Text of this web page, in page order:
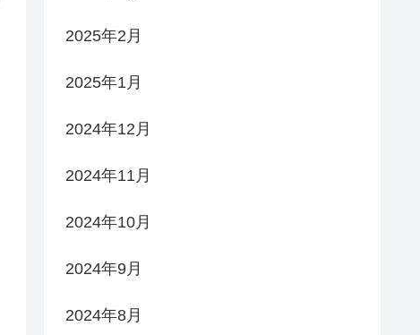
2025年2月
2025年1月
2024年12月
2024年11月
2024年10月
2024年9月
2024年8月